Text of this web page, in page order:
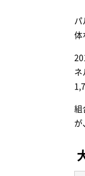
パ
体
ネ
組
が